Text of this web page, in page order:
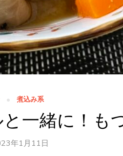
煮込み系
一緒に！も
年1月11日